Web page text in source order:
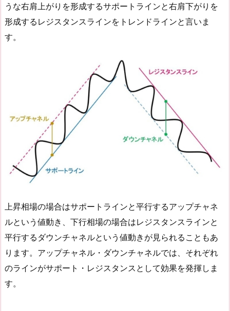
うな右肩上がりを形成するサポートラインと右肩下がりを
形成するレジスタンスラインをトレンドラインと言いま
す。
上昇相場の場合はサポートラインと平行するアップチャネ
ルという値動き、下行相場の場合はレジスタンスラインと
平行するダウンチャネルという値動きが見られることもあ
ります。アップチャネル・ダウンチャネルでは、それぞれ
のラインがサポート・レジスタンスとして効果を発揮しま
す。